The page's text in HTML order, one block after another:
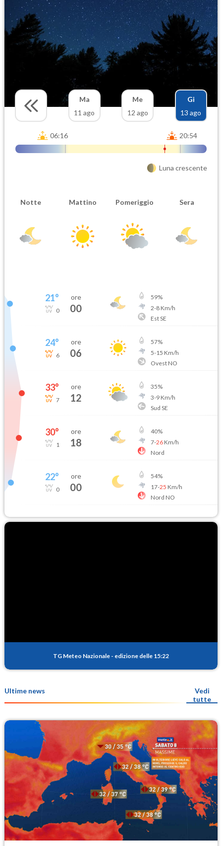
Ma
11 ago
Me
12 ago
Gi
13 ago
06:16 20:54
Luna crescente
Notte Mattino Pomeriggio Sera
21°
0
ore
00
59%
2-8Km/h
Est SE
24°
6
ore
06
57%
5-15 Km/h
Ovest NO
33°
7
ore
12
35%
3-9Km/h
Sud SE
30°
1
ore
18
40%
7-26Km/h
Nord
22°
0
ore
00
54%
17-25 Km/h
Nord NO
TG Meteo Nazionale - edizione delle 15:22
Ultime news
Vedi
tutte